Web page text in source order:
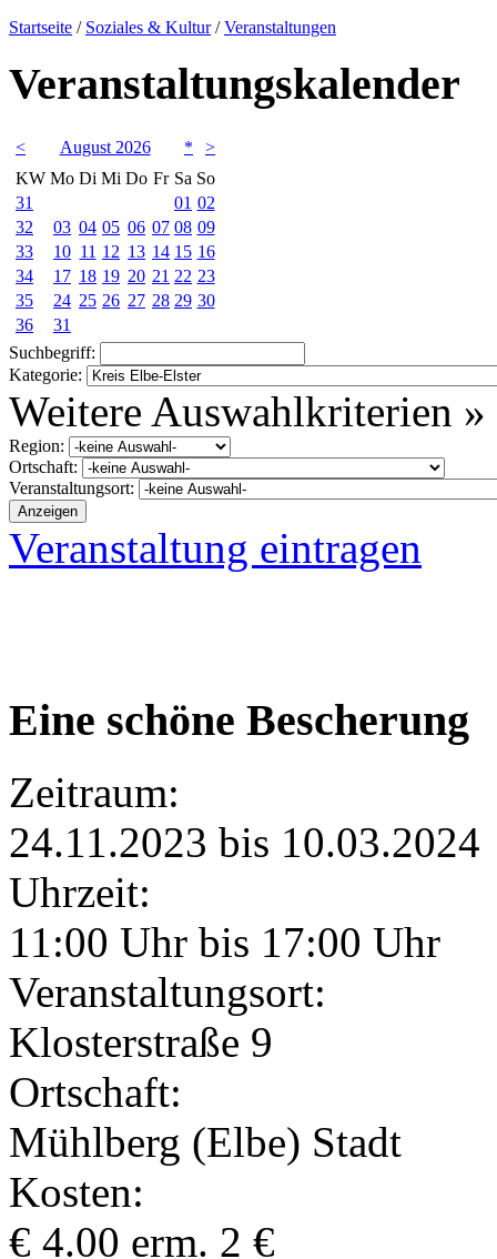
Startseite / Soziales & Kultur/Veranstaltungen
Veranstaltungskalender
< August 2026 *
>
KW Mo Di Mi Do Fr Sa So
31
01 02
32
03 04 05 06 07 08 09
33
10 11 12 13 14 15 16
34
17 18 19 20 21 22 23
35
24 25 26 27 28 29 30
36
31
Suchbegriff:
Kategorie:
Weitere Auswahlkriterien »
Region:
Ortschaft:
Veranstaltungsort:
Veranstaltung eintragen
Eine schöne Bescherung
Zeitraum:
24.11.2023 bis 10.03.2024
Uhrzeit:
11:00 Uhr bis 17:00 Uhr
Veranstaltungsort:
Klosterstraße 9
Ortschaft:
Mühlberg (Elbe) Stadt
Kosten:
€ 4.00 erm. 2 €